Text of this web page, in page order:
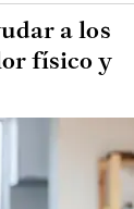
a los
físico y